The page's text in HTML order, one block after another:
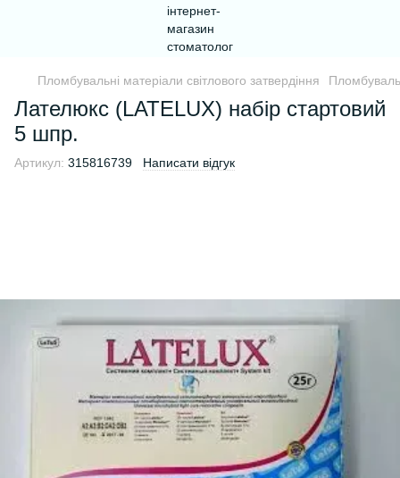
Пломбувальні матеріали світлового затвердіння
Лателюкс (LATELUX) набір стартовий
5 шпр.
Артикул: 315816739 Написати відгук